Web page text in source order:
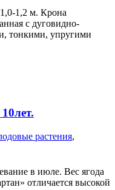
1,2 м. Крона
с дуговидно-
тонкими, упругими
растения,
в июле. Вес ягода
отличается высокой